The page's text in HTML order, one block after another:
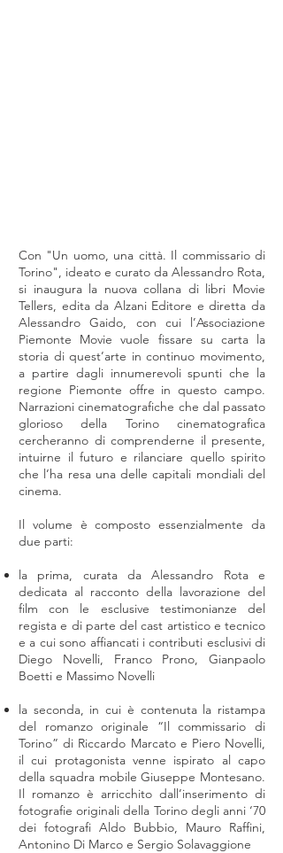
Con "Un uomo, una città. Il commissario di
Torino", ideato e curato da Alessandro Rota,
si inaugura la nuova collana di libri Movie
Tellers, edita da Alzani Editore e diretta da
Alessandro Gaido, con cui l’Associazione
Piemonte Movie vuole fissare su carta la
storia di quest’arte in continuo movimento,
a partire dagli innumerevoli spunti che la
regione Piemonte offre in questo campo.
Narrazioni cinematografiche che dal passato
glorioso della Torino cinematografica
cercheranno di comprenderne il presente,
intuirne il futuro e rilanciare quello spirito
che l’ha resa una delle capitali mondiali del
cinema.
Il volume è composto essenzialmente da
due parti:
la prima, curata da Alessandro Rota e
dedicata al racconto della lavorazione del
film con le esclusive testimonianze del
regista e di parte del cast artistico e tecnico
e a cui sono affiancati i contributi esclusivi di
Diego Novelli, Franco Prono, Gianpaolo
Boetti e Massimo Novelli
la seconda, in cui è contenuta la ristampa
del romanzo originale “Il commissario di
Torino” di Riccardo Marcato e Piero Novelli,
il cui protagonista venne ispirato al capo
della squadra mobile Giuseppe Montesano.
Il romanzo è arricchito dall’inserimento di
fotografie originali della Torino degli anni ‘70
dei fotografi Aldo Bubbio, Mauro Raffini,
Antonino Di Marco e Sergio Solavaggione